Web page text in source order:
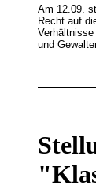
Am 12.09.
Recht auf
und